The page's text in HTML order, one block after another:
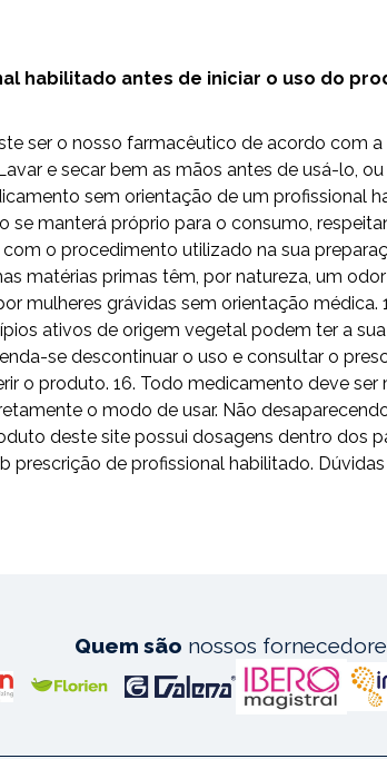
habilitado antes de iniciar o uso do
ser o nosso farmacêutico de acordo com
e secar bem as mãos antes de usá-lo,
sem orientação de um profissional
manterá próprio para o consumo,
o procedimento utilizado na sua
matérias primas têm, por natureza, um
mulheres grávidas sem orientação
ativos de origem vegetal podem ter a
se descontinuar o uso e consultar o
o produto. 16. Todo medicamento deve
o modo de usar. Não
deste site possui dosagens dentro dos
prescrição de profissional habilitado.
Quem são nossos